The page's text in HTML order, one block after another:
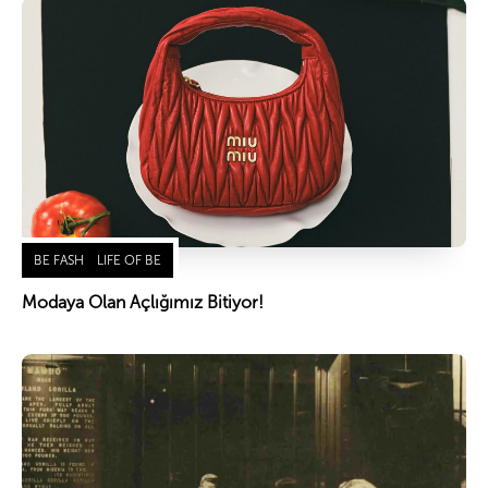
BE FASH LIFE OF BE
Modaya Olan Açlığımız Bitiyor!